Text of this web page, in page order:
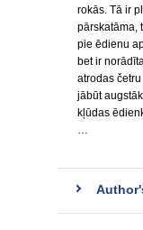
rokās. Tā ir
pārskatāma,
pie ēdienu
bet ir
atrodas
jābūt
kļūdas
…